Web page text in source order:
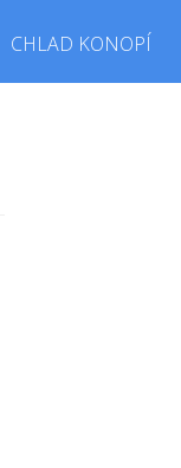
CHLAD KONOPÍ